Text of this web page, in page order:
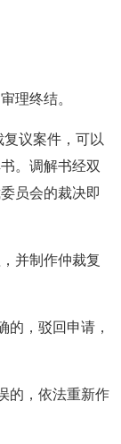
理终结。
议案件，可以
。调解书经双
员会的裁决即
并制作仲裁复
的，驳回申请，
的，依法重新作